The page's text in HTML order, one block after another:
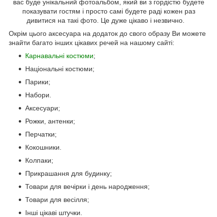
вас буде унікальний фотоальбом, який ви з гордістю будете
показувати гостям і просто самі будете раді кожен раз
дивитися на такі фото. Це дуже цікаво і незвично.
Окрім цього аксесуара на додаток до свого образу Ви можете
знайти багато інших цікавих речей на нашому сайті:
Карнавальні костюми;
Національні костюми;
Парики;
Набори.
Аксесуари;
Рожки, антенки;
Перчатки;
Кокошники.
Колпаки;
Прикрашання для будинку;
Товари для вечірки і день народження;
Товари для весілля;
Інші цікаві штучки.